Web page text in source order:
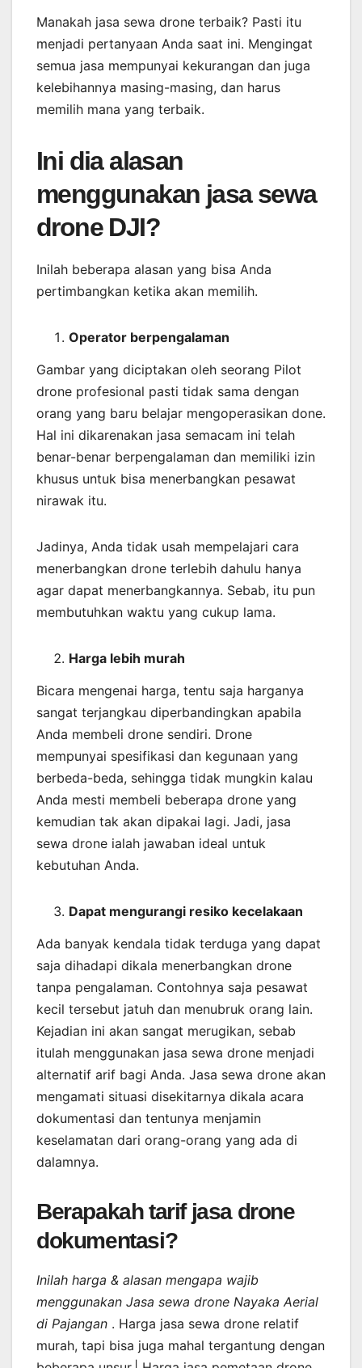
Manakah jasa sewa drone terbaik? Pasti itu
menjadi pertanyaan Anda saat ini. Mengingat
semua jasa mempunyai kekurangan dan juga
kelebihannya masing-masing, dan harus
memilih mana yang terbaik.
Ini dia alasan
menggunakan jasa sewa
drone DJI?
Inilah beberapa alasan yang bisa Anda
pertimbangkan ketika akan memilih.
Operator berpengalaman
Gambar yang diciptakan oleh seorang Pilot
drone profesional pasti tidak sama dengan
orang yang baru belajar mengoperasikan done.
Hal ini dikarenakan jasa semacam ini telah
benar-benar berpengalaman dan memiliki izin
khusus untuk bisa menerbangkan pesawat
nirawak itu.
Jadinya, Anda tidak usah mempelajari cara
menerbangkan drone terlebih dahulu hanya
agar dapat menerbangkannya. Sebab, itu pun
membutuhkan waktu yang cukup lama.
Harga lebih murah
Bicara mengenai harga, tentu saja harganya
sangat terjangkau diperbandingkan apabila
Anda membeli drone sendiri. Drone
mempunyai spesifikasi dan kegunaan yang
berbeda-beda, sehingga tidak mungkin kalau
Anda mesti membeli beberapa drone yang
kemudian tak akan dipakai lagi. Jadi, jasa
sewa drone ialah jawaban ideal untuk
kebutuhan Anda.
Dapat mengurangi resiko kecelakaan
Ada banyak kendala tidak terduga yang dapat
saja dihadapi dikala menerbangkan drone
tanpa pengalaman. Contohnya saja pesawat
kecil tersebut jatuh dan menubruk orang lain.
Kejadian ini akan sangat merugikan, sebab
itulah menggunakan jasa sewa drone menjadi
alternatif arif bagi Anda. Jasa sewa drone akan
mengamati situasi disekitarnya dikala acara
dokumentasi dan tentunya menjamin
keselamatan dari orang-orang yang ada di
dalamnya.
Berapakah tarif jasa drone
dokumentasi?
Inilah harga & alasan mengapa wajib
menggunakan Jasa sewa drone Nayaka Aerial
di Pajangan . Harga jasa sewa drone relatif
murah, tapi bisa juga mahal tergantung dengan